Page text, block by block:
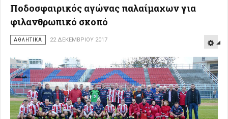
Ποδοσφαιρικός αγώνας παλαίμαχων για
φιλανθρωπικό σκοπό
ΑΘΛΗΤΙΚΑ 22 ΔΕΚΕΜΒΡΊΟΥ 2017